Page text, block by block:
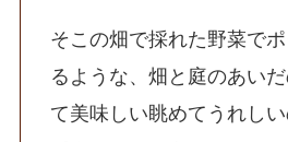
そこの畑で採れた野菜で
るような、畑と庭のあい
て美味しい眺めてうれし